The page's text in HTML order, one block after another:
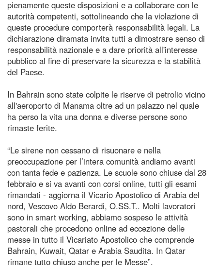
pienamente queste disposizioni e a collaborare con le
autorità competenti, sottolineando che la violazione di
queste procedure comporterà responsabilità legali. La
dichiarazione diramata invita tutti a dimostrare senso di
responsabilità nazionale e a dare priorità all'interesse
pubblico al fine di preservare la sicurezza e la stabilità
del Paese.
In Bahrain sono state colpite le riserve di petrolio vicino
all'aeroporto di Manama oltre ad un palazzo nel quale
ha perso la vita una donna e diverse persone sono
rimaste ferite.
“Le sirene non cessano di risuonare e nella
preoccupazione per l’intera comunità andiamo avanti
con tanta fede e pazienza. Le scuole sono chiuse dal 28
febbraio e si va avanti con corsi online, tutti gli esami
rimandati - aggiorna il Vicario Apostolico di Arabia del
nord, Vescovo Aldo Berardi, O.SS.T.. Molti lavoratori
sono in smart working, abbiamo sospeso le attività
pastorali che procedono online ad eccezione delle
messe in tutto il Vicariato Apostolico che comprende
Bahrain, Kuwait, Qatar e Arabia Saudita. In Qatar
rimane tutto chiuso anche per le Messe”.